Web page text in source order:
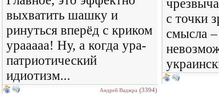
выхватить шашку и
ринуться вперёд с криком
урааааа! Ну, а когда ура-
патриотический
идиотизм...
Андрей Ваджра (3394)
с точки
смысла